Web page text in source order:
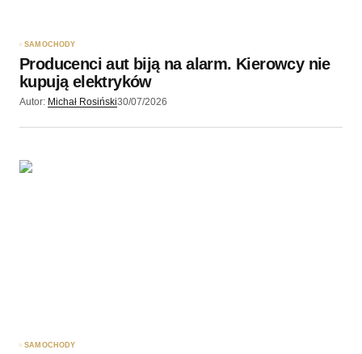
SAMOCHODY
Producenci aut biją na alarm. Kierowcy nie
kupują elektryków
Autor: Michał Rosiński30/07/2026
SAMOCHODY